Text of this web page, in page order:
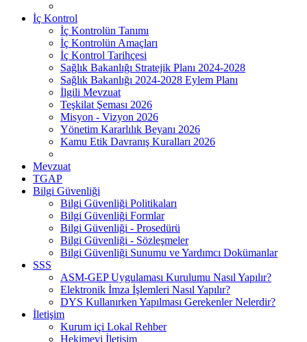
İç Kontrol
İç Kontrolün Tanımı
İç Kontrolün Amaçları
İç Kontrol Tarihçesi
Sağlık Bakanlığı Stratejik Planı 2024-2028
Sağlık Bakanlığı 2024-2028 Eylem Planı
İlgili Mevzuat
Teşkilat Şeması 2026
Misyon - Vizyon 2026
Yönetim Kararlılık Beyanı 2026
Kamu Etik Davranış Kuralları 2026
Mevzuat
TGAP
Bilgi Güvenliği
Bilgi Güvenliği Politikaları
Bilgi Güvenliği Formlar
Bilgi Güvenliği - Prosedürü
Bilgi Güvenliği - Sözleşmeler
Bilgi Güvenliği Sunumu ve Yardımcı Dokümanlar
SSS
ASM-GEP Uygulaması Kurulumu Nasıl Yapılır?
Elektronik İmza İşlemleri Nasıl Yapılır?
DYS Kullanırken Yapılması Gerekenler Nelerdir?
İletişim
Kurum içi Lokal Rehber
Hekimevi İletişim